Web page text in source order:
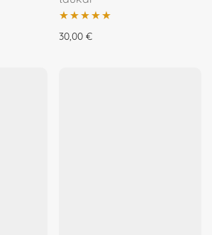
Įvertinimas:
30,00 €